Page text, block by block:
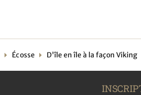
Écosse D'île en île à la façon Viking